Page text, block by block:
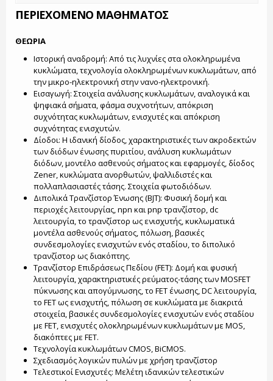
ΠΕΡΙΕΧΟΜΕΝΟ ΜΑΘΗΜΑΤΟΣ
ΘΕΩΡΙΑ
Ιστορική αναδρομή: Από τις λυχνίες στα ολοκληρωμένα
κυκλώματα, τεχνολογία ολοκληρωμένων κυκλωμάτων, από
την μικρο-ηλεκτρονική στην νανο-ηλεκτρονική.
Εισαγωγή: Στοιχεία ανάλυσης κυκλωμάτων, αναλογικά και
ψηφιακά σήματα, φάσμα συχνοτήτων, απόκριση
συχνότητας κυκλωμάτων, ενισχυτές και απόκριση
συχνότητας ενισχυτών.
Δίοδοι: Η ιδανική δίοδος, χαρακτηριστικές των ακροδεκτών
των διόδων ένωσης πυριτίου, ανάλυση κυκλωμάτων
διόδων, μοντέλο ασθενούς σήματος και εφαρμογές, δίοδος
Zener, κυκλώματα ανορθωτών, ψαλλιδιστές και
πολλαπλασιαστές τάσης. Στοιχεία φωτοδιόδων.
Διπολικά Τρανζίστορ Ένωσης (BJT): Φυσική δομή και
περιοχές λειτουργίας, npn και pnp τρανζίστορ, dc
λειτουργία, το τρανζίστορ ως ενισχυτής, κυκλωματικά
μοντέλα ασθενούς σήματος, πόλωση, βασικές
συνδεσμολογίες ενισχυτών ενός σταδίου, το διπολικό
τρανζίστορ ως διακόπτης.
Τρανζίστορ Επιδράσεως Πεδίου (FET): Δομή και φυσική
λειτουργία, χαρακτηριστικές ρεύματος-τάσης των MOSFET
πύκνωσης και απογύμνωσης, το FΕΤ ένωσης, DC λειτουργία,
το FET ως ενισχυτής, πόλωση σε κυκλώματα με διακριτά
στοιχεία, βασικές συνδεσμολογίες ενισχυτών ενός σταδίου
με FET, ενισχυτές ολοκληρωμένων κυκλωμάτων με MOS,
διακόπτες με FΕΤ.
Τεχνολογία κυκλωμάτων CMOS, BiCMOS.
Σχεδιασμός λογικών πυλών με χρήση τρανζίστορ
Τελεστικοί Ενισχυτές: Μελέτη ιδανικών τελεστικών